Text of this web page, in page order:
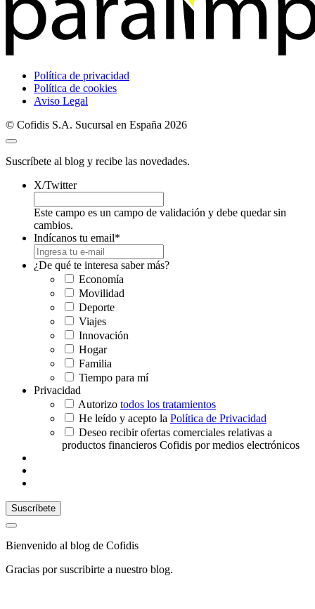
Política de privacidad
Política de cookies
Aviso Legal
© Cofidis S.A. Sucursal en España 2026
Suscríbete al blog y recibe las novedades.
X/Twitter
Este campo es un campo de validación y debe quedar sin
cambios.
Indícanos tu email*
¿De qué te interesa saber más?
Economía
Movilidad
Deporte
Viajes
Innovación
Hogar
Familia
Tiempo para mí
Privacidad
Autorizo todos los tratamientos
He leído y acepto la Política de Privacidad
Deseo recibir ofertas comerciales relativas a
productos financieros Cofidis por medios electrónicos
Bienvenido al blog de Cofidis
Gracias por suscribirte a nuestro blog.